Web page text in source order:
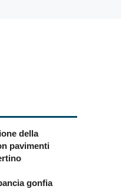
della
pavimenti
gonfia